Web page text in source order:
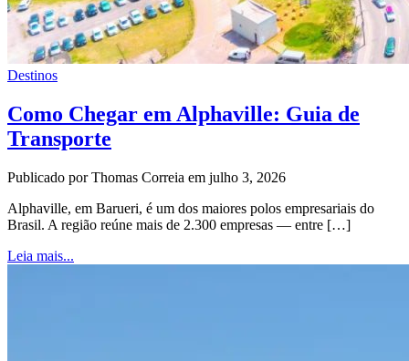
Destinos
Como Chegar em Alphaville: Guia de
Transporte
Publicado por Thomas Correia em julho 3, 2026
Alphaville, em Barueri, é um dos maiores polos empresariais do
Brasil. A região reúne mais de 2.300 empresas — entre […]
Leia mais...